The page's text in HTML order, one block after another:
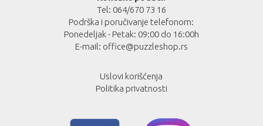
Tel: 064/670 73 16
Podrška i poručivanje telefonom:
Ponedeljak - Petak: 09:00 do 16:00h
E-mail: office@puzzleshop.rs
Uslovi korišćenja
Politika privatnosti